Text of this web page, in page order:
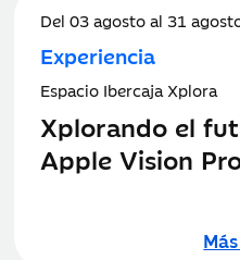
Del 03 agosto al 31
Experiencia
Espacio Ibercaja Xplora
Xplorando el
Apple Vision